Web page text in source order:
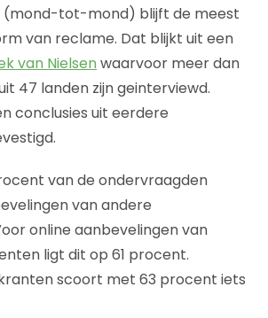
tot-mond) blijft de meest
van reclame. Dat blijkt uit een
van Nielsen waarvoor meer dan
47 landen zijn geinterviewd.
conclusies uit eerdere
van de ondervraagden
van andere
online aanbevelingen van
ligt dit op 61 procent.
scoort met 63 procent iets